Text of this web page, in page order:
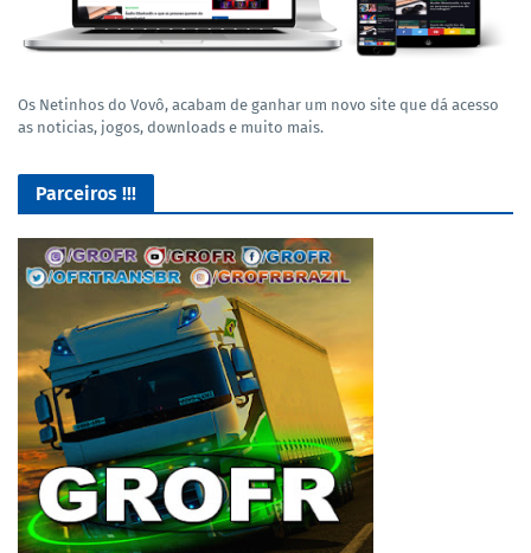
Os Netinhos do Vovô, acabam de ganhar um novo site que dá acesso
as noticias, jogos, downloads e muito mais.
Parceiros !!!
GROFR - Grupamento de Radio Os Feras da Rodagem